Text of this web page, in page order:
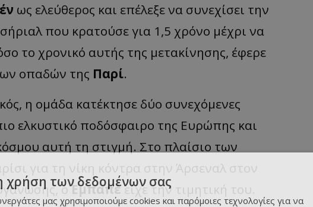
ως ελεύθερος και επέλεξε να συνεχίσει την
που κρατούσε για 1,5 χρόνο μέχρι να
το χρονικό αυτής της μετακίνησης, έφερε
οπαδών της Παρί.
η ομάδα κατέκτησε δύο συνεχόμενες
ελκυστικό ποδόσφαιρο της Ευρώπης και
αυτή τη στιγμή. Στο πλαίσιο των
για τη νίκη κόντρα στην Άρσεναλ στον
οΕμπαπέείχε την τιμητική του.
χρήση των δεδομένων σας
μας χρησιμοποιούμε cookies και παρόμοιες τεχνολογίες για να